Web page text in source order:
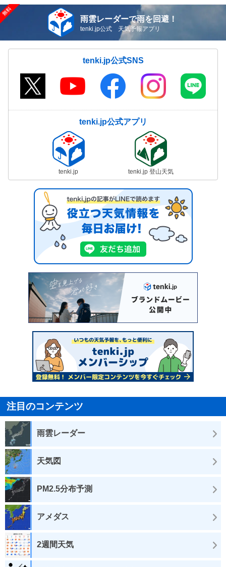
雨雲レーダーで雨を回避！
tenki.jp公式 天気予報アプリ
tenki.jp公式SNS
tenki.jp公式アプリ
tenki.jp tenki.jp 登山天気
注目のコンテンツ
雨雲レーダー
天気図
PM2.5分布予測
アメダス
2週間天気